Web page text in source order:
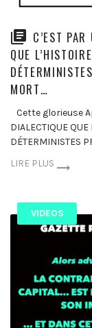
C’EST
QUE
MORT…
Cette glorieuse
DIALECTIQUE QUE
DÉTERMINISTES
LIRE PLUS
VIDEOS